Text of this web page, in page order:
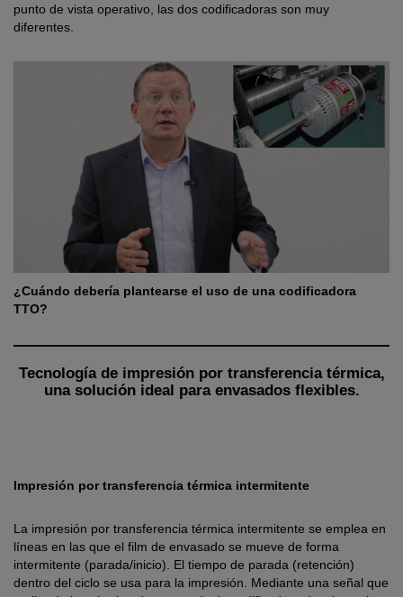
punto de vista operativo, las dos codificadoras son muy
diferentes.
¿Cuándo debería plantearse el uso de una codificadora
TTO?
Tecnología de impresión por transferencia térmica,
una solución ideal para envasados flexibles.
Impresión por transferencia térmica intermitente
La impresión por transferencia térmica intermitente se emplea en
líneas en las que el film de envasado se mueve de forma
intermitente (parada/inicio). El tiempo de parada (retención)
dentro del ciclo se usa para la impresión. Mediante una señal que